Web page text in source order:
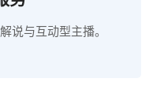
说与互动型主播。